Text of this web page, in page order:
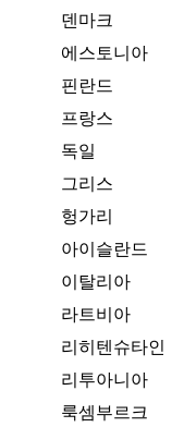
덴마크
에스토니아
핀란드
프랑스
독일
그리스
헝가리
아이슬란드
이탈리아
라트비아
리히텐슈타인
리투아니아
룩셈부르크